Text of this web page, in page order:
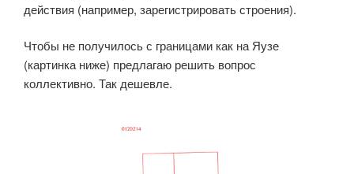
действия (например, зарегистрировать строения).
Чтобы не получилось с границами как на Яузе
(картинка ниже) предлагаю решить вопрос
коллективно. Так дешевле.